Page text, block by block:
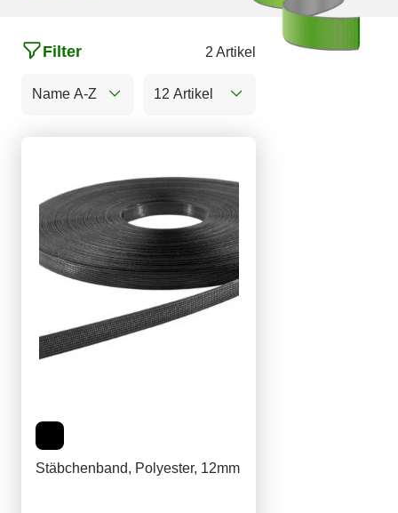
Name A-Z
Filter 2 Artikel
12 Artikel
Stäbchenband, Polyester, 12mm